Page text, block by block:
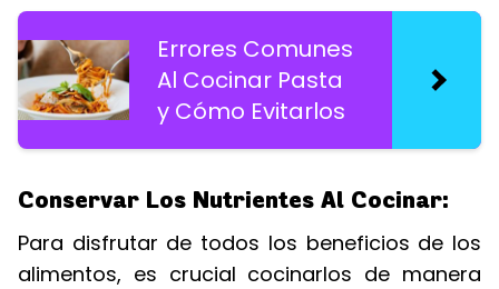
Errores Comunes
Al Cocinar Pasta
y Cómo Evitarlos
Conservar Los Nutrientes Al Cocinar:
Para disfrutar de todos los beneficios de los
alimentos, es crucial cocinarlos de manera